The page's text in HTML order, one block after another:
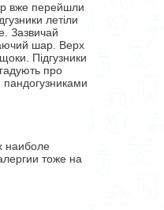
вже перейшли
летіли
Зазвичай
шар. Верх
Підгузники
про
пандогузниками
наиболе
тоже на